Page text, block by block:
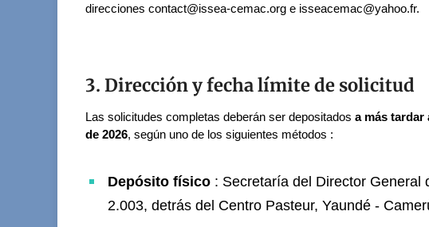
direcciones contact@issea-cemac.org e isseacemac@yahoo.fr.
3. Dirección y fecha límite de solicitud
Las solicitudes completas deberán ser depositados a más tardar
de 2026, según uno de los siguientes métodos :
Depósito físico : Secretaría del Director General
2.003, detrás del Centro Pasteur, Yaundé -